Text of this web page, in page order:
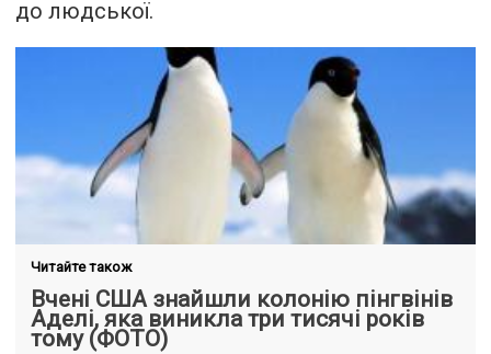
до людської.
Читайте також
Вчені США знайшли колонію пінгвінів
Аделі, яка виникла три тисячі років
тому (ФОТО)